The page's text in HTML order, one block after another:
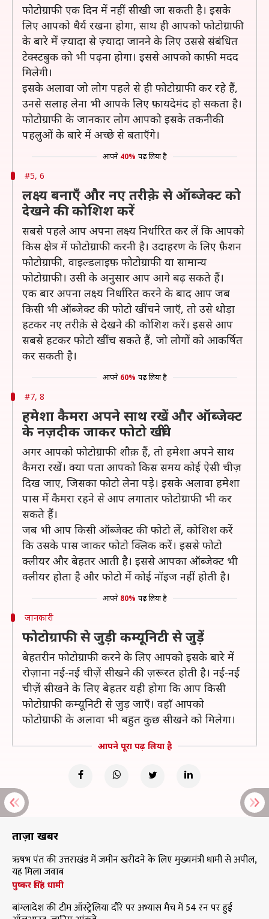
फोटोग्राफी एक दिन में नहीं सीखी जा सकती है। इसके
लिए आपको धैर्य रखना होगा, साथ ही आपको फोटोग्राफी
के बारे में ज़्यादा से ज़्यादा जानने के लिए उससे संबंधित
टेक्स्टबुक को भी पढ़ना होगा। इससे आपको काफ़ी मदद
मिलेगी।
इसके अलावा जो लोग पहले से ही फोटोग्राफी कर रहे हैं,
उनसे सलाह लेना भी आपके लिए फ़ायदेमंद हो सकता है।
फोटोग्राफी के जानकार लोग आपको इसके तकनीकी
पहलुओं के बारे में अच्छे से बताएँगे।
आपने 40% पढ़ लिया है
#5, 6
लक्ष्य बनाएँ और नए तरीक़े से ऑब्जेक्ट को
देखने की कोशिश करें
सबसे पहले आप अपना लक्ष्य निर्धारित कर लें कि आपको
किस क्षेत्र में फोटोग्राफी करनी है। उदाहरण के लिए फ़ैशन
फोटोग्राफी, वाइल्डलाइफ़ फोटोग्राफी या सामान्य
फोटोग्राफी। उसी के अनुसार आप आगे बढ़ सकते हैं।
एक बार अपना लक्ष्य निर्धारित करने के बाद आप जब
किसी भी ऑब्जेक्ट की फोटो खींचने जाएँ, तो उसे थोड़ा
हटकर नए तरीक़े से देखने की कोशिश करें। इससे आप
सबसे हटकर फोटो खींच सकते हैं, जो लोगों को आकर्षित
कर सकती है।
आपने 60% पढ़ लिया है
#7, 8
हमेशा कैमरा अपने साथ रखें और ऑब्जेक्ट
के नज़दीक जाकर फोटो खींचे
अगर आपको फोटोग्राफी शौक़ हैं, तो हमेशा अपने साथ
कैमरा रखें। क्या पता आपको किस समय कोई ऐसी चीज़
दिख जाए, जिसका फोटो लेना पड़े। इसके अलावा हमेशा
पास में कैमरा रहने से आप लगातार फोटोग्राफी भी कर
सकते हैं।
जब भी आप किसी ऑब्जेक्ट की फोटो लें, कोशिश करें
कि उसके पास जाकर फोटो क्लिक करें। इससे फोटो
क्लीयर और बेहतर आती है। इससे आपका ऑब्जेक्ट भी
क्लीयर होता है और फोटो में कोई नॉइज नहीं होती है।
आपने 80% पढ़ लिया है
जानकारी
फोटोग्राफी से जुड़ी कम्यूनिटी से जुड़ें
बेहतरीन फोटोग्राफी करने के लिए आपको इसके बारे में
रोज़ाना नई-नई चीज़ें सीखने की ज़रूरत होती है। नई-नई
चीज़ें सीखने के लिए बेहतर यही होगा कि आप किसी
फोटोग्राफी कम्यूनिटी से जुड़ जाएँ। वहाँ आपको
फोटोग्राफी के अलावा भी बहुत कुछ सीखने को मिलेगा।
आपने पूरा पढ़ लिया है
ताज़ा खबरें
ऋषभ पंत की उत्तराखंड में जमीन खरीदने के लिए मुख्यमंत्री धामी से अपील,
यह मिला जवाब
पुष्कर सिंह धामी
बांग्लादेश की टीम ऑस्ट्रेलिया दौरे पर अभ्यास मैच में 54 रन पर हुई